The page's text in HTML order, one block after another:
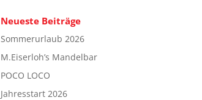
Neueste Beiträge
Sommerurlaub 2026
M.Eiserloh’s Mandelbar
POCO LOCO
Jahresstart 2026